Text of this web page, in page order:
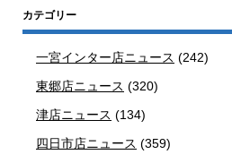
カテゴリー
一宮インター店ニュース (242)
東郷店ニュース (320)
津店ニュース (134)
四日市店ニュース (359)